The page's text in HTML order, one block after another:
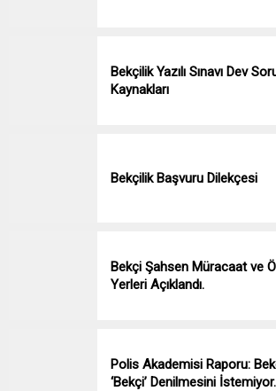
Bekçilik Yazılı Sınavı Dev
Kaynakları
Bekçilik Başvuru Dilekçesi
Bekçi Şahsen Müracaat ve
Yerleri Açıklandı.
Polis Akademisi Raporu:
‘Bekçi’ Denilmesini İstemiyor.